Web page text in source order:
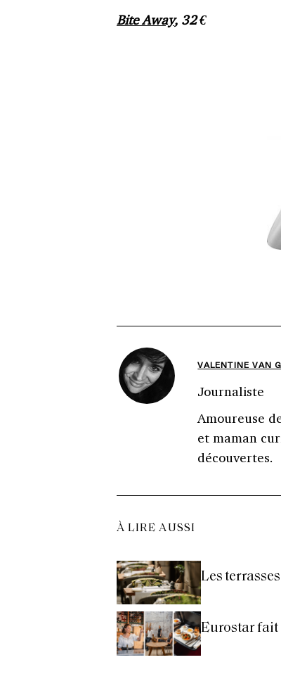
Bite Away, 32 €
VALENTINE VAN
Journaliste
Amoureuse
et maman
découvertes.
À LIRE AUSSI
Les
Eurostar fait